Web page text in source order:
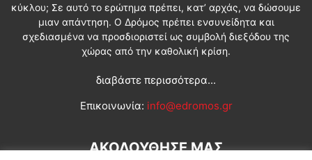
κύκλου; Σε αυτό το ερώτημα πρέπει, κατ’ αρχάς, να δώσουμε
μιαν απάντηση. Ο Δρόμος πρέπει ενσυνείδητα και
σχεδιασμένα να προσδιοριστεί ως συμβολή διεξόδου της
χώρας από την καθολική κρίση.
διαβάστε περισσότερα...
Επικοινωνία: info@edromos.gr
ΑΚΟΛΟΥΘΗΣΕ ΜΑΣ